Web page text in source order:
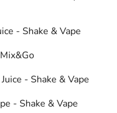
- Shake & Vape
- Shake & Vape
- Shake & Vape